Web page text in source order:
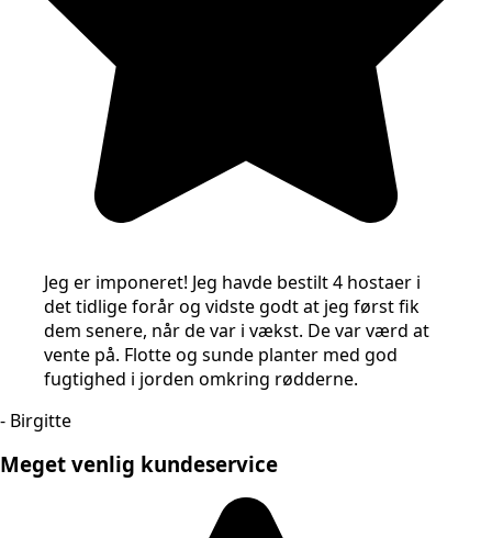
Jeg er imponeret! Jeg havde bestilt 4 hostaer i
det tidlige forår og vidste godt at jeg først fik
dem senere, når de var i vækst. De var værd at
vente på. Flotte og sunde planter med god
fugtighed i jorden omkring rødderne.
- Birgitte
Meget venlig kundeservice